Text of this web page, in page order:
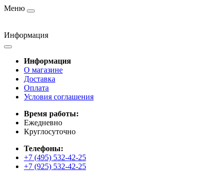
Меню
Информация
Информация
О магазине
Доставка
Оплата
Условия соглашения
Время работы:
Ежедневно
Круглосуточно
Телефоны:
+7 (495) 532-42-25
+7 (925) 532-42-25